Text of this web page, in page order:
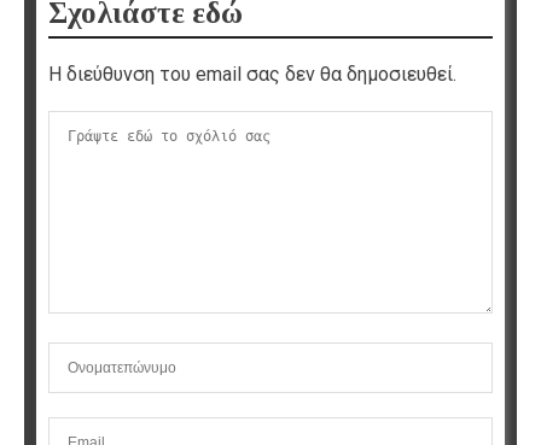
Σχολιάστε εδώ
Η διεύθυνση του email σας δεν θα δημοσιευθεί.